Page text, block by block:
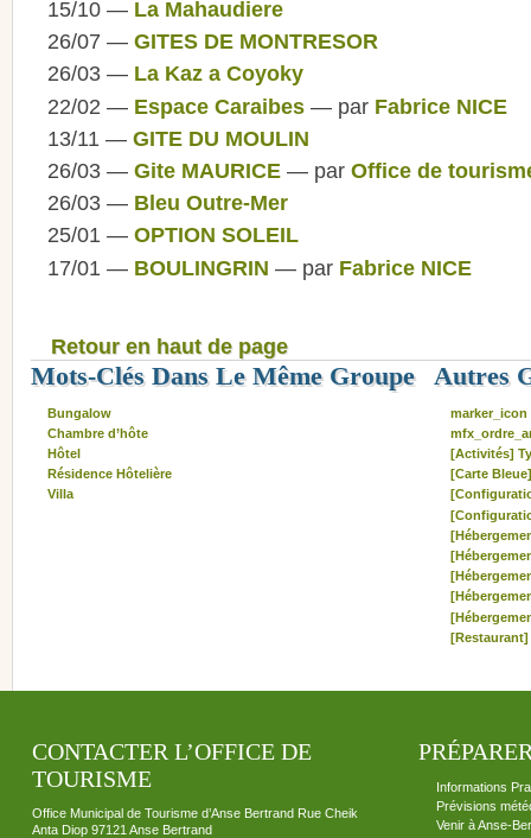
15/10 — La Mahaudiere
26/07 — GITES DE MONTRESOR
26/03 — La Kaz a Coyoky
22/02 — Espace Caraibes — par Fabrice NICE
13/11 — GITE DU MOULIN
26/03 — Gite MAURICE — par Office de
26/03 — Bleu Outre-Mer
25/01 — OPTION SOLEIL
17/01 — BOULINGRIN — par Fabrice NICE
Retour en haut de page
Mots-Clés Dans Le Même Groupe
Bungalow
Chambre d’hôte
Hôtel
Résidence Hôtelière
Villa
Autres
marker_icon
[Activités]
[Carte
[Restaurant]
CONTACTER L’OFFICE DE
TOURISME
Office Municipal de Tourisme d’Anse Bertrand Rue Cheik
Anta Diop 97121 Anse Bertrand
Informations
Prévisions
Venir à Anse-